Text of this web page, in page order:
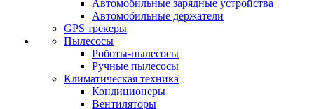
Автомобильные зарядные устройства
Автомобильные держатели
GPS трекеры
Пылесосы
Роботы-пылесосы
Ручные пылесосы
Климатическая техника
Кондиционеры
Вентиляторы